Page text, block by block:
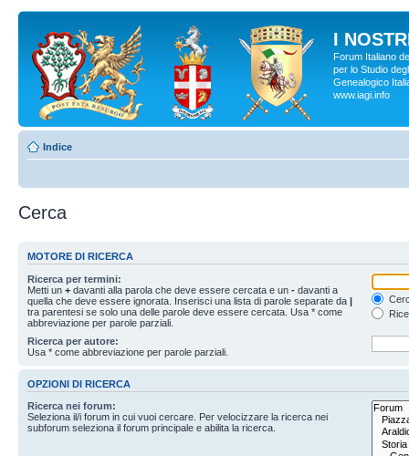
I
Forum Italiano
per lo Studio
Genealogico
www.iagi.info
Indice
Cerca
MOTORE DI RICERCA
Ricerca per termini:
Metti un + davanti alla parola che deve essere cercata e un - davanti a
quella che deve essere ignorata. Inserisci una lista di parole separate da |
tra parentesi se solo una delle parole deve essere cercata. Usa * come
abbreviazione per parole parziali.
Ricerca per autore:
Usa * come abbreviazione per parole parziali.
OPZIONI DI RICERCA
Ricerca nei forum:
Seleziona il/i forum in cui vuoi cercare. Per velocizzare la ricerca nei
subforum seleziona il forum principale e abilita la ricerca.